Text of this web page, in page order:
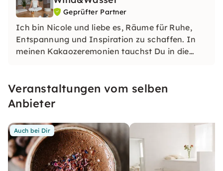
Geprüfter Partner
Ich bin Nicole und liebe es, Räume für Ruhe,
Entspannung und Inspiration zu schaffen. In
meinen Kakaozeremonien tauchst Du in die
Veranstaltungen vom selben
Anbieter
Auch bei Dir